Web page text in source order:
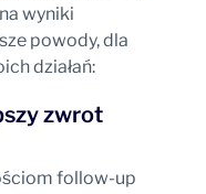
wyniki
powody, dla
działań:
zwrot
follow-up